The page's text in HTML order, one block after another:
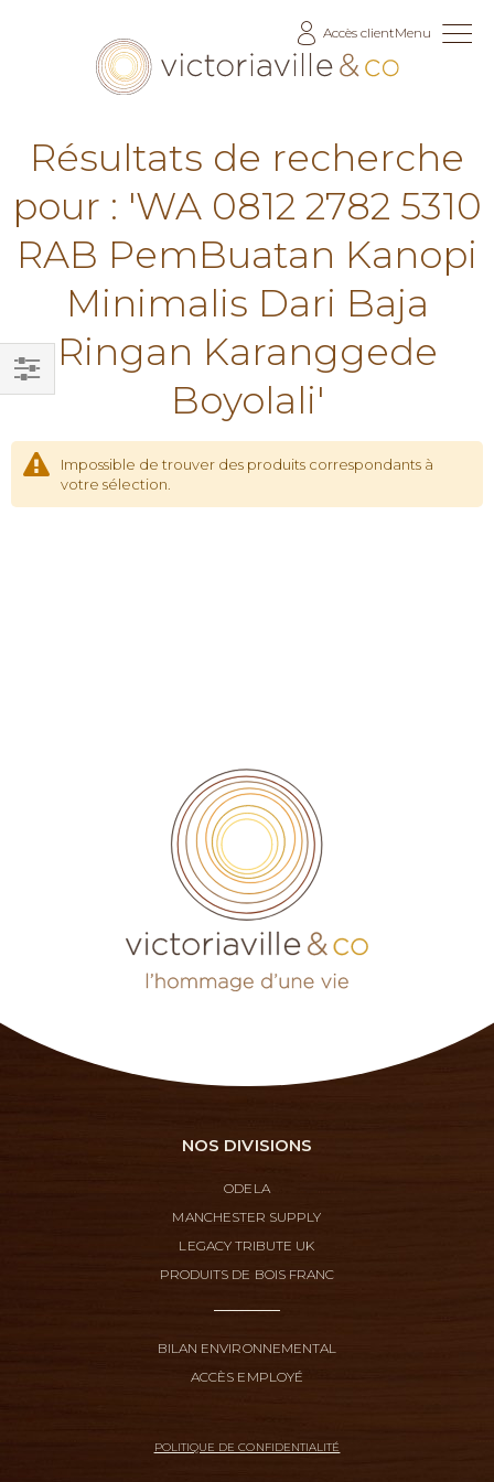
Accès clientMenu
Résultats de recherche
pour : 'WA 0812 2782 5310
RAB PemBuatan Kanopi
Minimalis Dari Baja
Ringan Karanggede
Boyolali'
Impossible de trouver des produits correspondants à
votre sélection.
Filtrer
NOS DIVISIONS
ODELA
MANCHESTER SUPPLY
LEGACY TRIBUTE UK
PRODUITS DE BOIS FRANC
BILAN ENVIRONNEMENTAL
ACCÈS EMPLOYÉ
POLITIQUE DE CONFIDENTIALITÉ